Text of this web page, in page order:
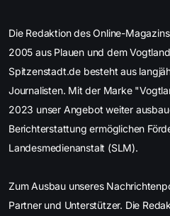
Die Redaktion des Online-
2005 aus Plauen und dem
Spitzenstadt.de besteht aus
Journalisten. Mit der Marke
2023 unser Angebot weiter
Berichterstattung ermöglichen
Landesmedienanstalt (SLM).
Zum Ausbau unseres
Partner und Unterstützer. Die